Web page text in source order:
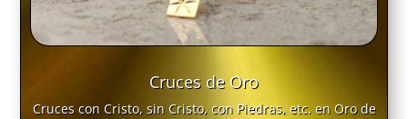
Cruces de Oro
Cruces con Cristo, sin Cristo, con Piedras, etc. en Oro de